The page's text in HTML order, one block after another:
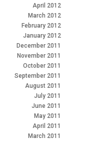
April 2012
March 2012
February 2012
January 2012
December 2011
November 2011
October 2011
September 2011
August 2011
July 2011
June 2011
May 2011
April 2011
March 2011